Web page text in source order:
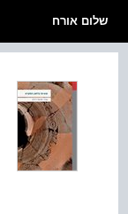
שלום אורח